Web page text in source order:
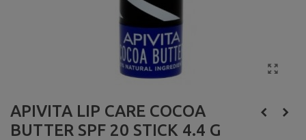
APIVITA LIP CARE COCOA
BUTTER SPF 20 STICK 4.4 G